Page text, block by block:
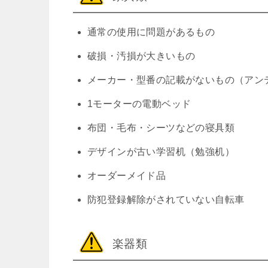
通常の使用に問題があるもの
破損・汚損が大きいもの
メーカー・型番の記載がないもの（アン
1モーターの電動ベッド
布団・毛布・シーツなどの寝具類
デザインが古い学習机（勉強机）
オーダーメイド品
防犯登録解除がされていない自転車
楽器類